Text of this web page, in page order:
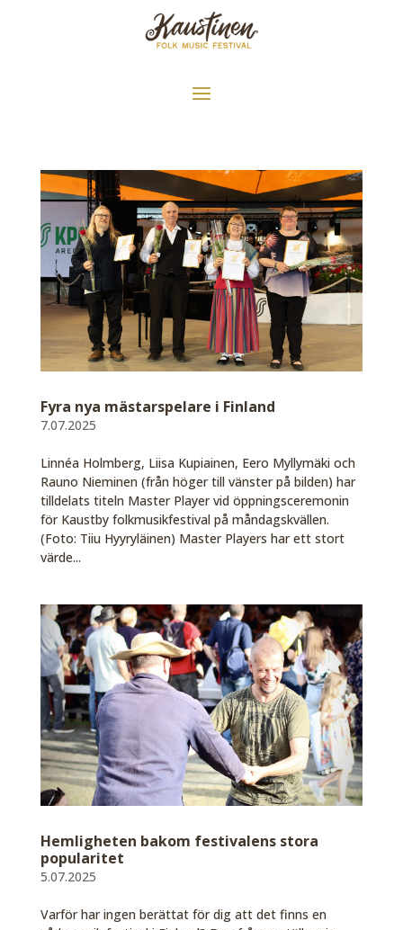
Fyra nya mästarspelare i Finland
7.07.2025
Linnéa Holmberg, Liisa Kupiainen, Eero Myllymäki och
Rauno Nieminen (från höger till vänster på bilden) har
tilldelats titeln Master Player vid öppningsceremonin
för Kaustby folkmusikfestival på måndagskvällen.
(Foto: Tiiu Hyyryläinen) Master Players har ett stort
värde...
Hemligheten bakom festivalens stora
popularitet
5.07.2025
Varför har ingen berättat för dig att det finns en